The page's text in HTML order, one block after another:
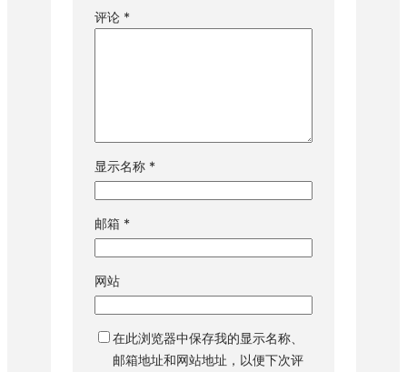
评论 *
显示名称 *
邮箱 *
网站
在此浏览器中保存我的显示名称、
邮箱地址和网站地址，以便下次评